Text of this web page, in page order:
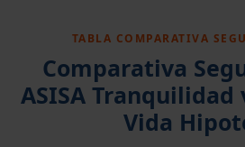
TABLA COMPARATIVA
Comparativa
ASISA Tranquilidad
Vida